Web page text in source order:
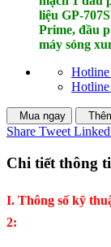
liệu GP-
Prime, đầu
máy sóng
Hotline
Hotline
Mua ngay
Share Tweet
Chi tiết thông
I. Thông số kỹ
2: